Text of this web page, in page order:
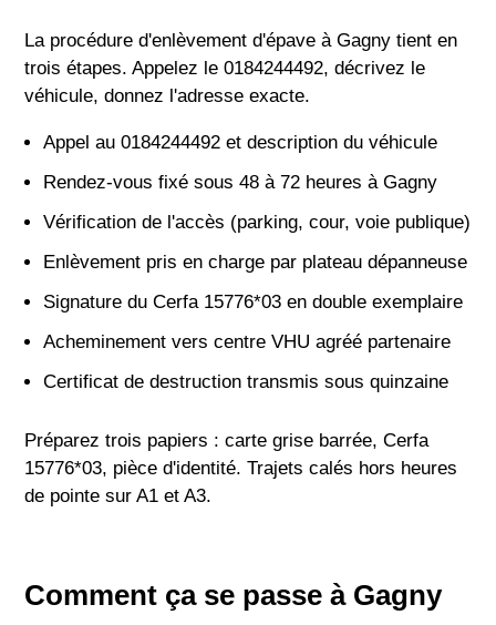
La procédure d'enlèvement d'épave à Gagny tient en
trois étapes. Appelez le 0184244492, décrivez le
véhicule, donnez l'adresse exacte.
Appel au 0184244492 et description du véhicule
Rendez-vous fixé sous 48 à 72 heures à Gagny
Vérification de l'accès (parking, cour, voie publique)
Enlèvement pris en charge par plateau dépanneuse
Signature du Cerfa 15776*03 en double exemplaire
Acheminement vers centre VHU agréé partenaire
Certificat de destruction transmis sous quinzaine
Préparez trois papiers : carte grise barrée, Cerfa
15776*03, pièce d'identité. Trajets calés hors heures
de pointe sur A1 et A3.
Comment ça se passe à Gagny